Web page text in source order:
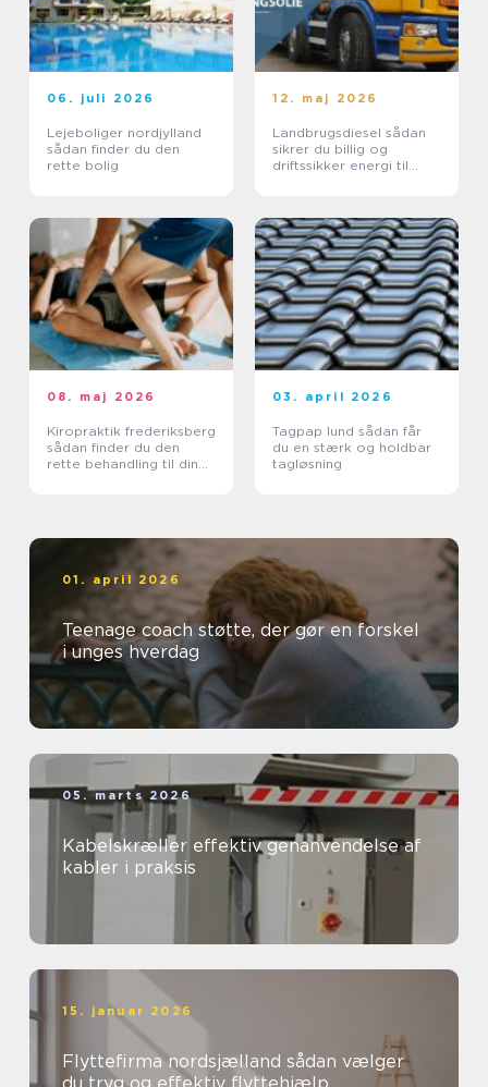
06. juli 2026
Lejeboliger nordjylland
sådan finder du den
rette bolig
12. maj 2026
Landbrugsdiesel sådan
sikrer du billig og
driftssikker energi til
08. maj 2026
Kiropraktik frederiksberg
sådan finder du den
rette behandling til din
03. april 2026
Tagpap lund sådan får
du en stærk og holdbar
tagløsning
01. april 2026
Teenage coach støtte, der gør en forskel
i unges hverdag
05. marts 2026
Kabelskræller effektiv genanvendelse af
kabler i praksis
15. januar 2026
Flyttefirma nordsjælland sådan vælger